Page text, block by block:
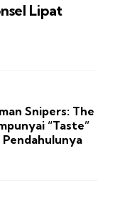
Lipat
Snipers: The
“Taste”
Pendahulunya